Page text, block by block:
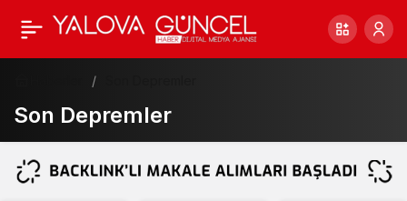
Son Depremler